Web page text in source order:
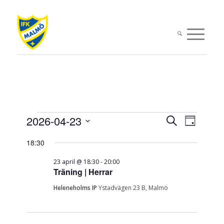
Evenemang
för
april,
2026
Sök Dag
2026-04-23
datum.
18:30
Träning | Herrar
23 april @ 18:30-20:00
Heleneholms IPYstadvägen 23 B, Malmö